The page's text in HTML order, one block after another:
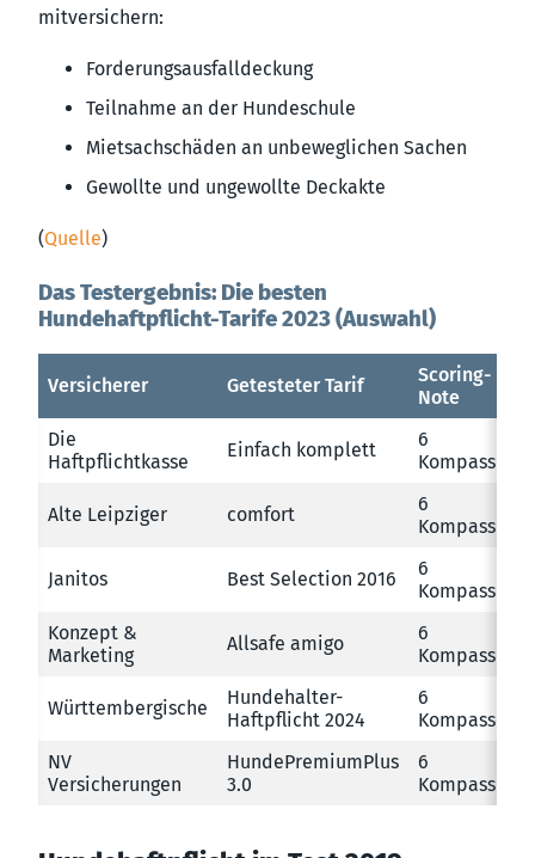
mitversichern:
Forderungsausfalldeckung
Teilnahme an der Hundeschule
Mietsachschäden an unbeweglichen Sachen
Gewollte und ungewollte Deckakte
(Quelle)
Das Testergebnis: Die besten
Hundehaftpflicht-Tarife 2023 (Auswahl)
Versicherer Getesteter Tarif
Scoring-
Note
Die
Haftpflichtkasse
Einfach komplett
6
Kompasse
Alte Leipziger comfort
6
Kompasse
Janitos Best Selection 2016
6
Kompasse
Konzept &
Marketing
Allsafe amigo
6
Kompasse
Württembergische
Hundehalter-
Haftpflicht 2024
6
Kompasse
NV
Versicherungen
HundePremiumPlus
3.0
6
Kompasse